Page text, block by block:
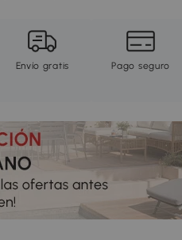
Envío gratis Pago seguro